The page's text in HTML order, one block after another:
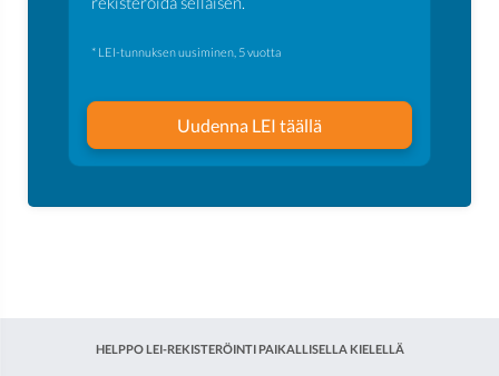
* LEI-tunnuksen uusiminen, 5 vuotta
Uudenna LEI täällä
HELPPO LEI-REKISTERÖINTI PAIKALLISELLA KIELELLÄ